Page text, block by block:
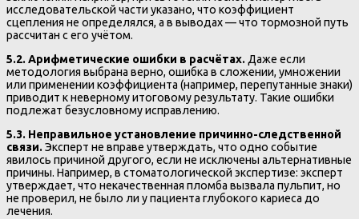
исследовательской части указано, что коэффициент
сцепления не определялся, а в выводах — что тормозной путь
рассчитан с его учётом.
5.2. Арифметические ошибки в расчётах. Даже если
методология выбрана верно, ошибка в сложении, умножении
или применении коэффициента (например, перепутанные знаки)
приводит к неверному итоговому результату. Такие ошибки
подлежат безусловному исправлению.
5.3. Неправильное установление причинно-следственной
связи.Эксперт не вправе утверждать, что одно событие
явилось причиной другого, если не исключены альтернативные
причины. Например, в стоматологической экспертизе: эксперт
утверждает, что некачественная пломба вызвала пульпит, но
не проверил, не было ли у пациента глубокого кариеса до
лечения.